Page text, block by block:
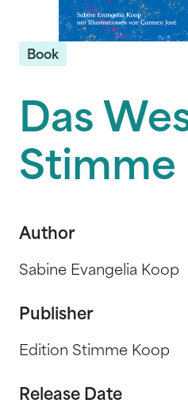
Book
Das
Stimme
Author
Sabine Evangelia Koop
Publisher
Edition Stimme Koop
Release Date